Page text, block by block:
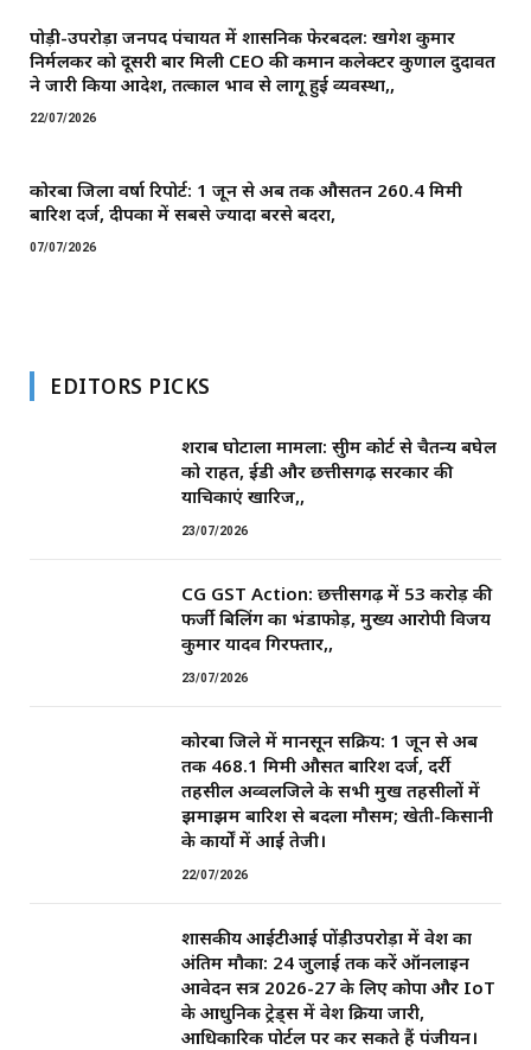
पोड़ी-उपरोड़ा जनपद पंचायत में प्रशासनिक फेरबदल: खगेश कुमार
निर्मलकर को दूसरी बार मिली CEO की कमान ​कलेक्टर कुणाल दुदावत
ने जारी किया आदेश, तत्काल प्रभाव से लागू हुई व्यवस्था,,
22/07/2026
कोरबा जिला वर्षा रिपोर्ट: 1 जून से अब तक औसतन 260.4 मिमी
बारिश दर्ज, दीपका में सबसे ज्यादा बरसे बदरा,
07/07/2026
EDITORS PICKS
शराब घोटाला मामला: सुप्रीम कोर्ट से चैतन्य बघेल
को राहत, ईडी और छत्तीसगढ़ सरकार की
याचिकाएं खारिज,,
23/07/2026
CG GST Action: छत्तीसगढ़ में 53 करोड़ की
फर्जी बिलिंग का भंडाफोड़, मुख्य आरोपी विजय
कुमार यादव गिरफ्तार,,
23/07/2026
कोरबा जिले में मानसून सक्रिय: 1 जून से अब
तक 468.1 मिमी औसत बारिश दर्ज, दर्री
तहसील अव्वलजिले के सभी प्रमुख तहसीलों में
झमाझम बारिश से बदला मौसम; खेती-किसानी
के कार्यों में आई तेजी।
22/07/2026
शासकीय आईटीआई पोंड़ीउपरोड़ा में प्रवेश का
अंतिम मौका: 24 जुलाई तक करें ऑनलाइन
आवेदन सत्र 2026-27 के लिए कोपा और IoT
के आधुनिक ट्रेड्स में प्रवेश प्रक्रिया जारी,
आधिकारिक पोर्टल पर कर सकते हैं पंजीयन।